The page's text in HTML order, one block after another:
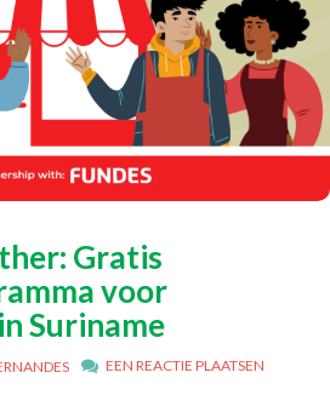
Gratis
voor
Suriname
EEN REACTIE PLAATSEN